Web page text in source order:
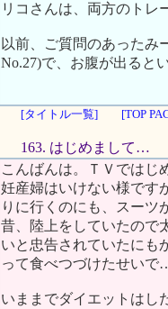
リコさんは、両方のトレ
以前、ご質問のあったみ
No.27)で、お腹が出ると
[タイトル一覧]
[TOP
163. はじめまして…
こんばんは。ＴＶではじ
妊産婦はいけない様です
りに行くのにも、スーツ
昔、陸上をしていたので
いと忠告されていたにも
って食べつづけたせいで
いままでダイエットはし